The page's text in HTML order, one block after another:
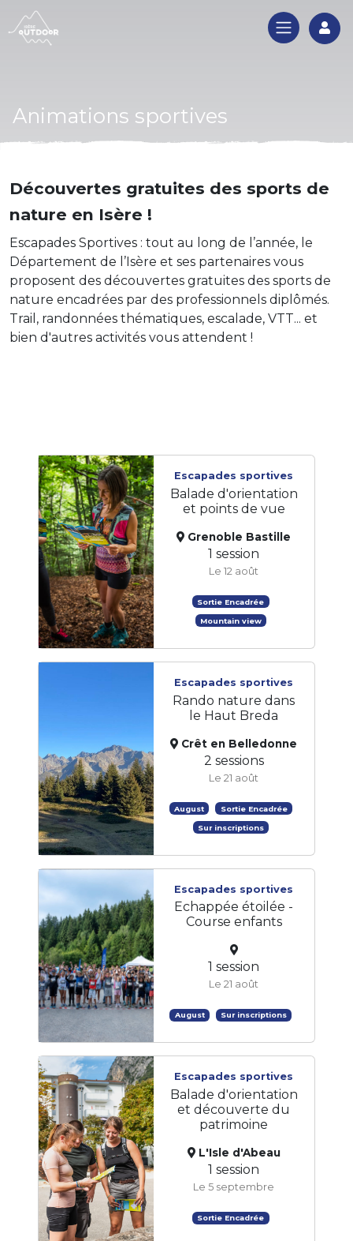
Animations sportives
Découvertes gratuites des sports de
nature en Isère !
Escapades Sportives : tout au long de l’année, le
Département de l’Isère et ses partenaires vous
proposent des découvertes gratuites des sports de
nature encadrées par des professionnels diplômés.
Trail, randonnées thématiques, escalade, VTT... et
bien d'autres activités vous attendent !
Escapades sportives
Balade d'orientation
et points de vue
Grenoble Bastille
1 session
Le 12 août
Sortie Encadrée
Mountain view
Escapades sportives
Rando nature dans
le Haut Breda
Crêt en Belledonne
2 sessions
Le 21 août
August Sortie Encadrée
Sur inscriptions
Escapades sportives
Echappée étoilée -
Course enfants
1 session
Le 21 août
August Sur inscriptions
Escapades sportives
Balade d'orientation
et découverte du
patrimoine
L'Isle d'Abeau
1 session
Le 5 septembre
Sortie Encadrée